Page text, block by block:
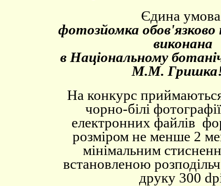
Єдина
фотозйомка
виконана
в Національному
М.М.
На конкурс
чорно-білі
електронних файлів
розміром не менше 2
мінімальним
встановленою
друку 300